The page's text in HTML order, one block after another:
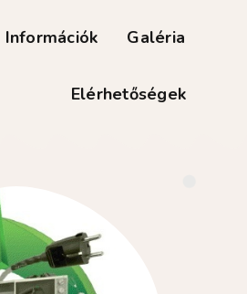
Információk Galéria
Elérhetőségek